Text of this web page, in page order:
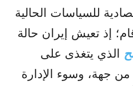
للسياسات الحالية
إذ تعيش إيران حالة
الذي يتغذى على
من جهة، وسوء الإدارة